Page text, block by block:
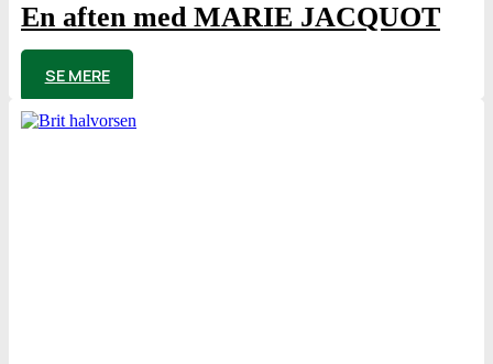
En aften med MARIE JACQUOT
af
SE MERE